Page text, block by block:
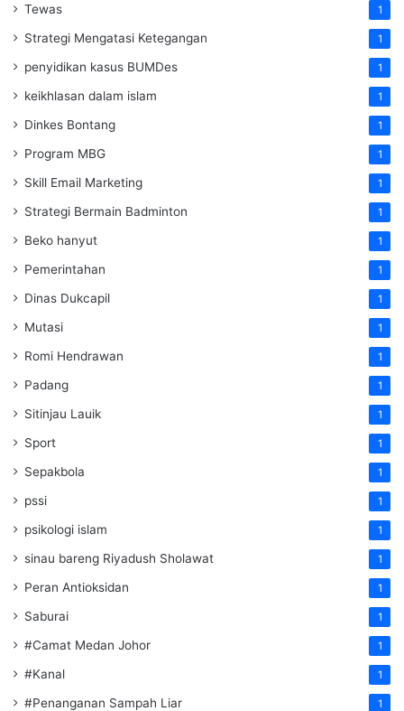
Tewas 1
Strategi Mengatasi Ketegangan 1
penyidikan kasus BUMDes 1
keikhlasan dalam islam 1
Dinkes Bontang 1
Program MBG 1
Skill Email Marketing 1
Strategi Bermain Badminton 1
Beko hanyut 1
Pemerintahan 1
Dinas Dukcapil 1
Mutasi 1
Romi Hendrawan 1
Padang 1
Sitinjau Lauik 1
Sport 1
Sepakbola 1
pssi 1
psikologi islam 1
sinau bareng Riyadush Sholawat 1
Peran Antioksidan 1
Saburai 1
#Camat Medan Johor 1
#Kanal 1
#Penanganan Sampah Liar 1